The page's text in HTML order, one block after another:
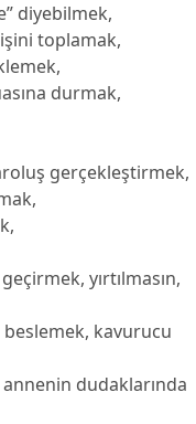
diyebilmek,
toplamak,
durmak,
gerçekleştirmek,
yırtılmasın,
beslemek, kavurucu
dudaklarında